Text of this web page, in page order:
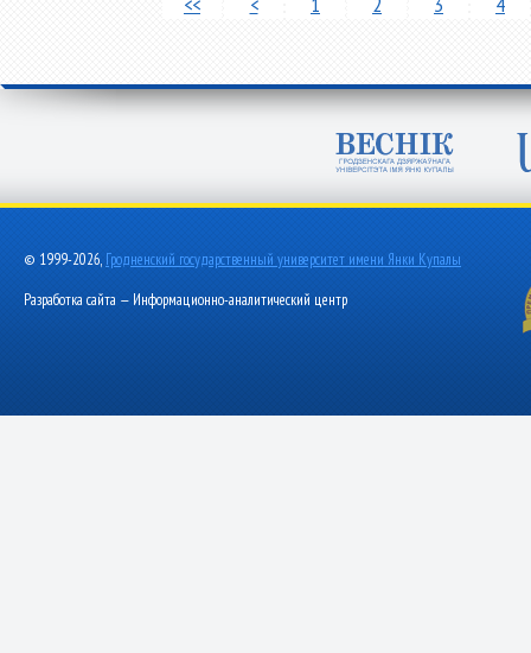
© 1999-2026, Гродненский государственный университет имени Янки Купалы
Разработка сайта — Информационно-аналитический центр